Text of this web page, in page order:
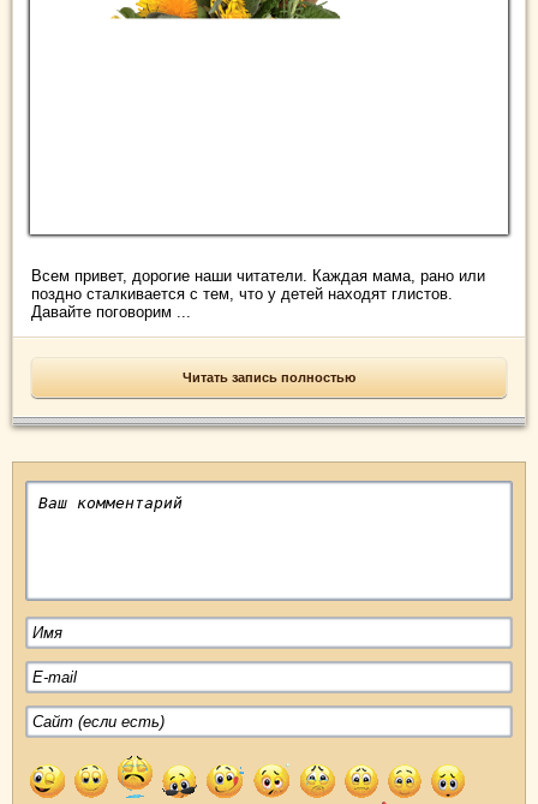
Всем привет, дорогие наши читатели. Каждая мама, рано или
поздно сталкивается с тем, что у детей находят глистов.
Давайте поговорим ...
Читать запись полностью